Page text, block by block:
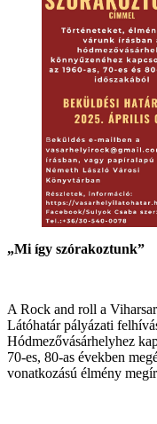
„Mi így szórakoztunk”
A Rock and roll a
Látóhatár pályázati
Hódmezővásárhelyhez
70-es, 80-as években
vonatkozású élmény